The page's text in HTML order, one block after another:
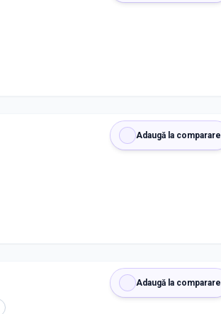
Adaugă la comparare
Adaugă la comparare